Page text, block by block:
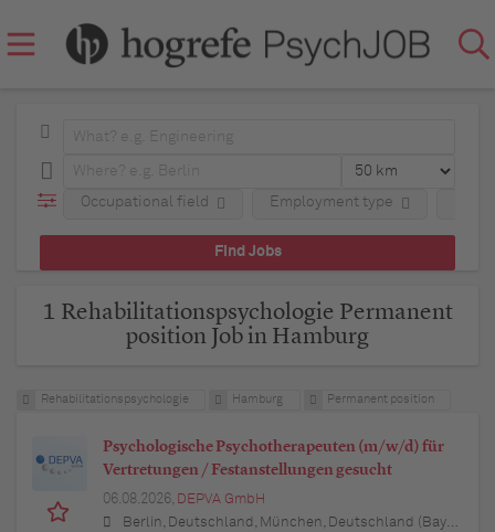
Occupational field Employment type
1 Rehabilitationspsychologie Permanent
position Job in Hamburg
Rehabilitationspsychologie Hamburg Permanent position
Psychologische Psychotherapeuten (m/w/d) für
Vertretungen / Festanstellungen gesucht
06.08.2026, DEPVA GmbH
Berlin, Deutschland, München, Deutschland (Bayern), Hamburg, Deutschland, Düsseldorf, Deutschland (Nordrhein-Westfalen), Köln, Deutschland (Nordrhein-Westfalen), Essen, Deutschland (Nordrhein-Westfalen), Dortmund, Deutschland (Nordrhein-Westfalen), Stuttgart, Deutschland (Baden-Württemberg), Heilbronn, Deutschland (Baden-Württemberg), Hannover, Deutschland (Niedersachsen), Rostock, Deutschland (Mecklenburg-Vorpommern), Kiel, Deutschland (Schleswig-Holstein), Augsburg, Deutschland (Bayern), Nürnberg, Deutschland (Bayern), Frankfurt am Main, Deutschland (Hessen), Bremen, Deutschland, Schwerin, Deutschland (Mecklenburg-Vorpommern), Mainz, Deutschland (Rheinland-Pfalz), Saarbrücken, Deutschland (Saarland), Dresden, Deutschland (Sachsen), Magdeburg, Deutschland (Sachsen-Anhalt), Potsdam, Deutschland (Brandenburg), Erfurt, Deutschland (Thüringen), Würzburg, Deutschland (Bayern), Heilbronn, Deutschland (Baden-Württemberg), Leipzig, Deutschland (Sachsen)